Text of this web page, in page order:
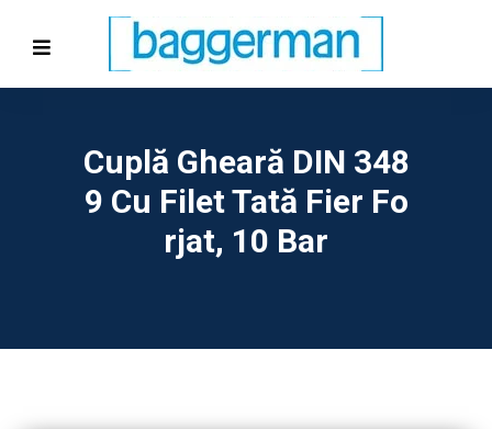
Cuplă Gheară DIN 348
9 Cu Filet Tată Fier Fo
Rjat, 10 Bar